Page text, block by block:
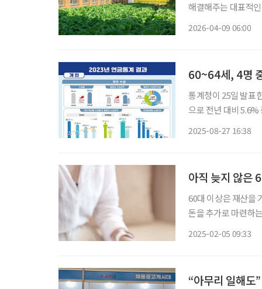
해결해주는 대표적
2026-04-09 06:00
60~64세, 4명
통계청이 25일 발표
으로 전년 대비
2025-08-27 16:38
아직 늦지 않은
60대 이상은 재산을 가
돈을 추가로 마련하
2025-02-05 09:33
“아무리 일해도